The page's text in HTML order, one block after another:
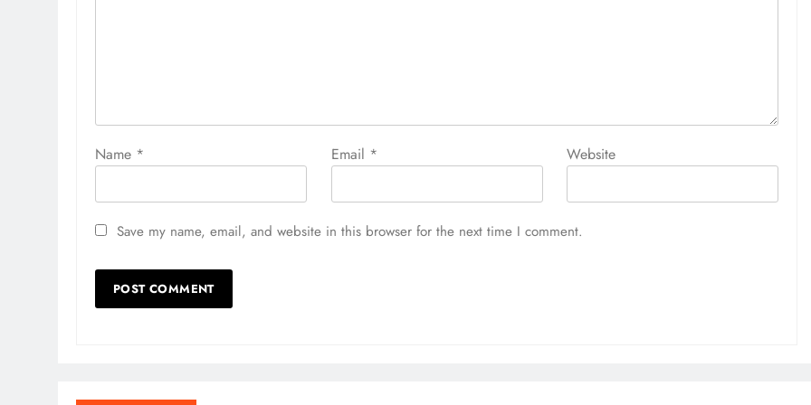
Name * Email * Website
Save my name, email, and website in this browser for the next time I comment.